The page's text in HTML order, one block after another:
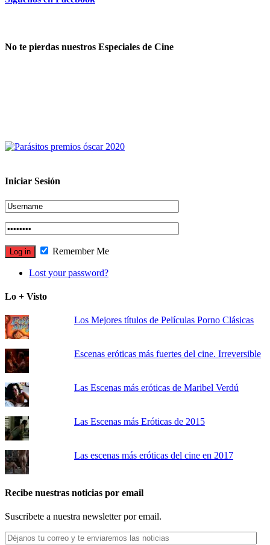
No te pierdas nuestros Especiales de Cine
Iniciar Sesión
Remember Me
Lost your password?
Lo + Visto
Los Mejores títulos de Películas Porno Clásicas
Escenas eróticas más fuertes del cine. Irreversible
Las Escenas más eróticas de Maribel Verdú
Las Escenas más Eróticas de 2015
Las escenas más eróticas del cine en 2017
Recibe nuestras noticias por email
Suscribete a nuestra newsletter por email.
Déjanos